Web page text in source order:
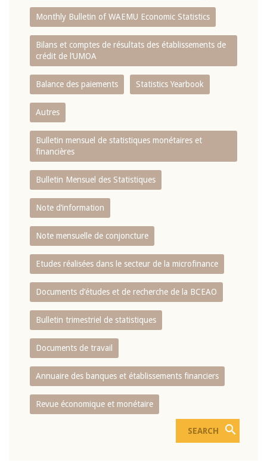
Monthly Bulletin of WAEMU Economic Statistics
Bilans et comptes de résultats des établissements de
crédit de l‘UMOA
Balance des paiements Statistics Yearbook
Autres
Bulletin mensuel de statistiques monétaires et
financières
Bulletin Mensuel des Statistiques
Note d’information
Note mensuelle de conjoncture
Etudes réalisées dans le secteur de la microfinance
Documents d’études et de recherche de la BCEAO
Bulletin trimestriel de statistiques
Documents de travail
Annuaire des banques et établissements financiers
Revue économique et monétaire